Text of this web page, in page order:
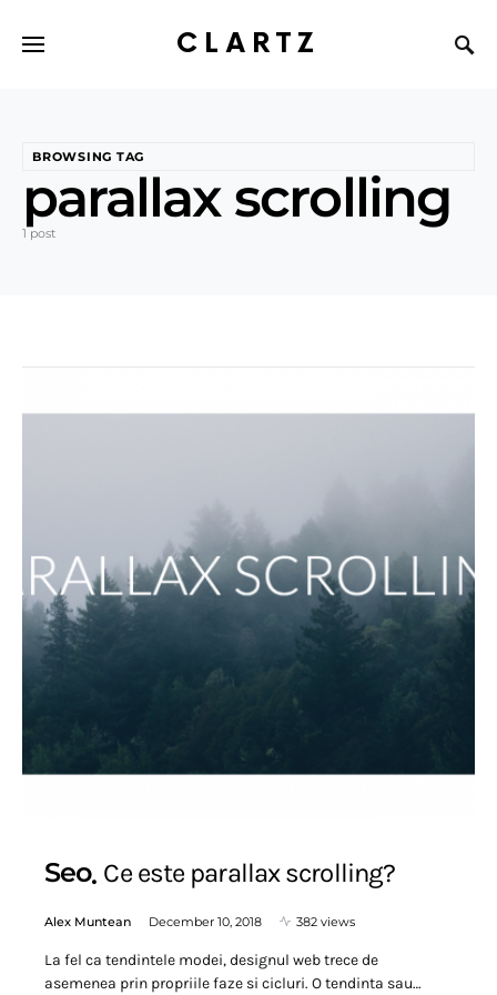
CLARTZ
BROWSING TAG
parallax scrolling
1 post
Seo Ce este parallax scrolling?
Alex Muntean December 10, 2018 382 views
La fel ca tendintele modei, designul web trece de
asemenea prin propriile faze si cicluri. O tendinta sau…